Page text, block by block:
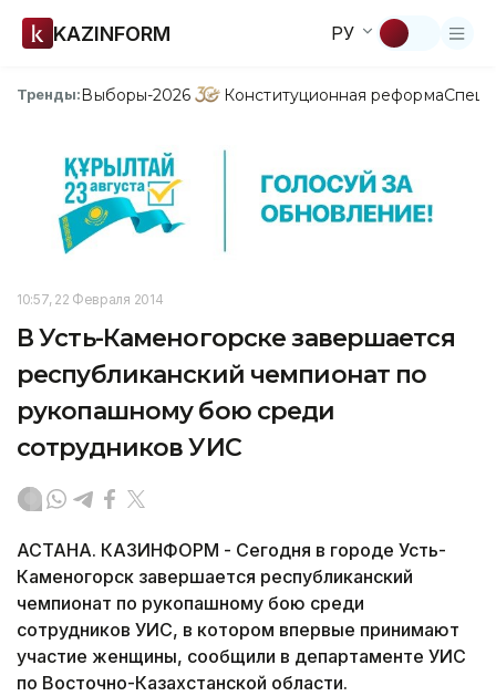
KAZINFORM РУ
Тренды:Выборы-2026 Конституционная реформа
10:57, 22 Февраля 2014
В Усть-Каменогорске завершается
республиканский чемпионат по
рукопашному бою среди
сотрудников УИС
АСТАНА. КАЗИНФОРМ - Сегодня в городе Усть-
Каменогорск завершается республиканский
чемпионат по рукопашному бою среди
сотрудников УИС, в котором впервые принимают
участие женщины, сообщили в департаменте УИС
по Восточно-Казахстанской области.